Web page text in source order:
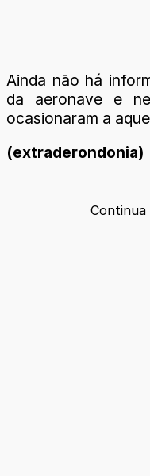
Ainda não há
da aeronave e
ocasionaram a
(extraderondonia)
Continua